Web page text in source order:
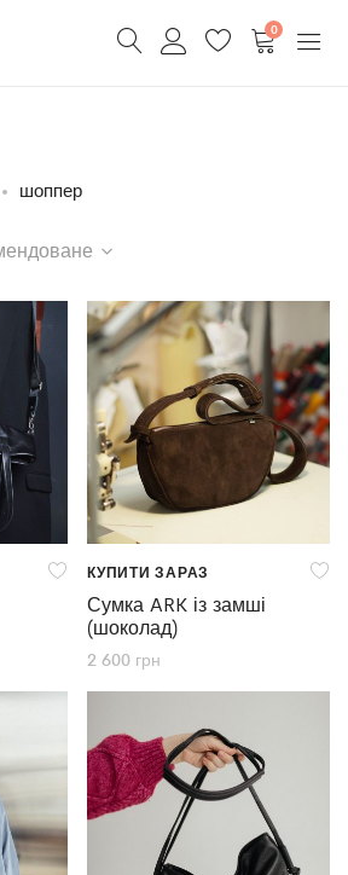
0
шоппер
КУПИТИ ЗАРАЗ
Сумка ARK із замші
(шоколад)
2 600 грн